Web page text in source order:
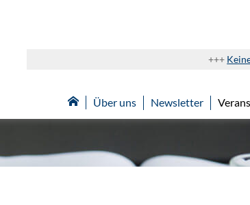
+++Keine
 Über uns Newsletter